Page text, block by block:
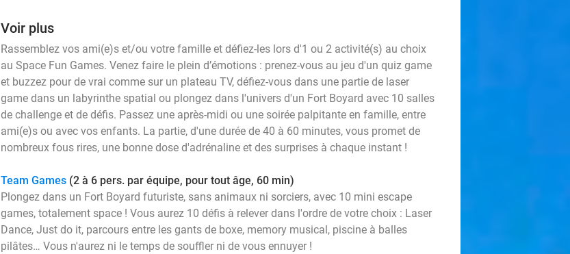
Voir plus
Rassemblez vos ami(e)s et/ou votre famille et défiez-les lors d'1 ou 2 activité(s) au choix
au Space Fun Games. Venez faire le plein d’émotions : prenez-vous au jeu d'un quiz game
et buzzez pour de vrai comme sur un plateau TV, défiez-vous dans une partie de laser
game dans un labyrinthe spatial ou plongez dans l'univers d'un Fort Boyard avec 10 salles
de challenge et de défis. Passez une après-midi ou une soirée palpitante en famille, entre
ami(e)s ou avec vos enfants. La partie, d'une durée de 40 à 60 minutes, vous promet de
nombreux fous rires, une bonne dose d'adrénaline et des surprises à chaque instant !
Team Games (2 à 6 pers. par équipe, pour tout âge, 60 min)
Plongez dans un Fort Boyard futuriste, sans animaux ni sorciers, avec 10 mini escape
games, totalement space ! Vous aurez 10 défis à relever dans l'ordre de votre choix : Laser
Dance, Just do it, parcours entre les gants de boxe, memory musical, piscine à balles
pilâtes… Vous n'aurez ni le temps de souffler ni de vous ennuyer !